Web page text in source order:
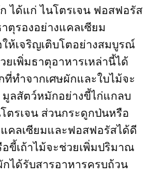
ได้แก่ ไนโตรเจน ฟอสฟอรัส
ตุรองอย่างแคลเซียม
ห้เจริญเติบโตอย่างสมบูรณ์
เพิ่มธาตุอาหารเหล่านี้ได้
ทำจากเศษผักและใบไม้จะ
ลสัตว์หมักอย่างขี้ไก่แกลบ
ตรเจน ส่วนกระดูกป่นหรือ
คลเซียมและฟอสฟอรัสได้ดี
ขี้เถ้าไม้จะช่วยเพิ่มปริมาณ
ได้รับสารอาหารครบถ้วน